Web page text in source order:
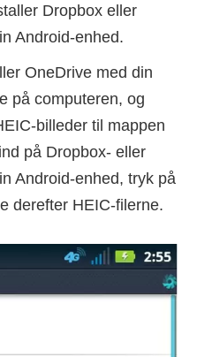
Dropbox eller
Android-enhed.
OneDrive med din
på computeren, og
billeder til mappen
på Dropbox- eller
Android-enhed, tryk på
derefter HEIC-filerne.